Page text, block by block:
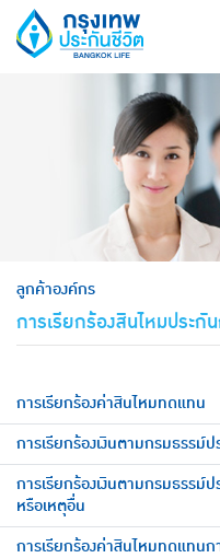
ลูกค้าองค์กร
การเรียกร้องสินไหมประกั
การเรียกร้องค่าสินไหมทดแทน
การเรียกร้องเงินตามกรมธรร
การเรียกร้องเงินตามกรมธรร
หรือเหตุอื่น
การเรียกร้องค่าสินไหมทดแทน